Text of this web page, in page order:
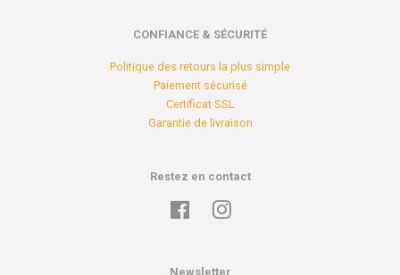
CONFIANCE & SÉCURITÉ
Politique des retours la plus simple
Paiement sécurisé
Certificat SSL
Garantie de livraison
Restez en contact
FacebookInstagram
Newsletter